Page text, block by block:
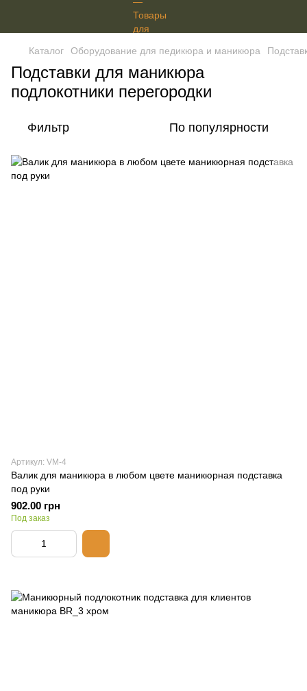
Каталог Оборудование для педикюра и маникюра
Подставки для маникюра
подлокотники перегородки
Фильтр По популярности
Артикул: VM-4
Валик для маникюра в любом цвете маникюрная подставка
под руки
902.00 грн
Под заказ